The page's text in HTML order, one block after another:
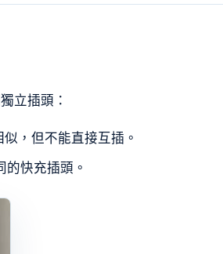
立插頭：
，但不能直接互插。
快充插頭。